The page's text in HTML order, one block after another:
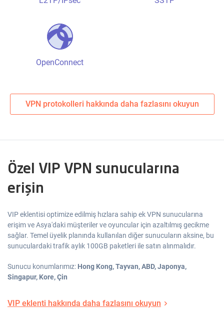
OpenConnect
VPN protokolleri hakkında daha fazlasını okuyun
Özel VIP VPN sunucularına
erişin
VIP eklentisi optimize edilmiş hızlara sahip ek VPN sunucularına
erişim ve Asya'daki müşteriler ve oyuncular için azaltılmış gecikme
sağlar. Temel üyelik planında kullanılan diğer sunucuların aksine, bu
sunuculardaki trafik aylık 100GB paketleri ile satın alınmalıdır.
Sunucu konumlarımız: Hong Kong, Tayvan, ABD, Japonya,
Singapur, Kore, Çin
VIP eklenti hakkında daha fazlasını okuyun